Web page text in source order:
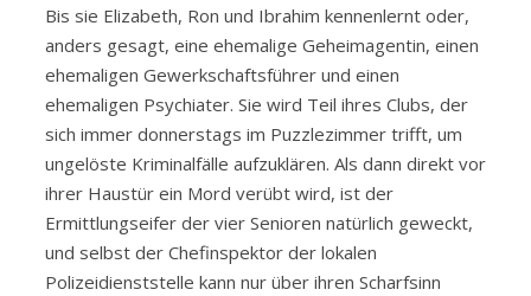
Bis sie Elizabeth, Ron und Ibrahim kennenlernt oder,
anders gesagt, eine ehemalige Geheimagentin, einen
ehemaligen Gewerkschaftsführer und einen
ehemaligen Psychiater. Sie wird Teil ihres Clubs, der
sich immer donnerstags im Puzzlezimmer trifft, um
ungelöste Kriminalfälle aufzuklären. Als dann direkt vor
ihrer Haustür ein Mord verübt wird, ist der
Ermittlungseifer der vier Senioren natürlich geweckt,
und selbst der Chefinspektor der lokalen
Polizeidienststelle kann nur über ihren Scharfsinn